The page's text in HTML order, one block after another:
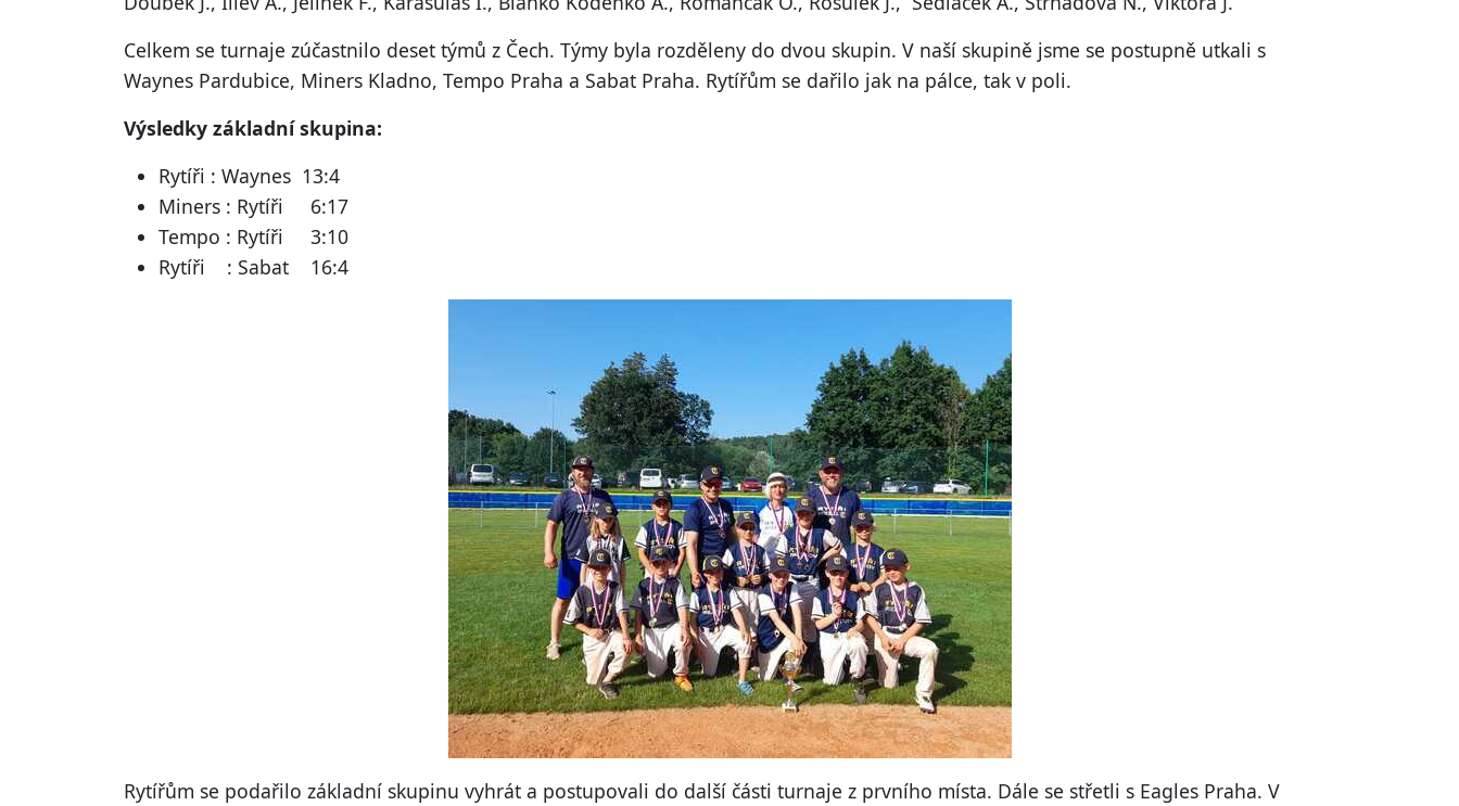
Celkem se turnaje zúčastnilo deset týmů z Čech. Týmy byla rozděleny do dvou skupin. V naší skupině jsme se postupně utkali s
Waynes Pardubice, Miners Kladno, Tempo Praha a Sabat Praha. Rytířům se dařilo jak na pálce, tak v poli.
Výsledky základní skupina:
Rytíři : Waynes 13:4
Miners : Rytíři 6:17
Tempo : Rytíři 3:10
Rytíři : Sabat 16:4
Rytířům se podařilo základní skupinu vyhrát a postupovali do další části turnaje z prvního místa. Dále se střetli s Eagles Praha. V